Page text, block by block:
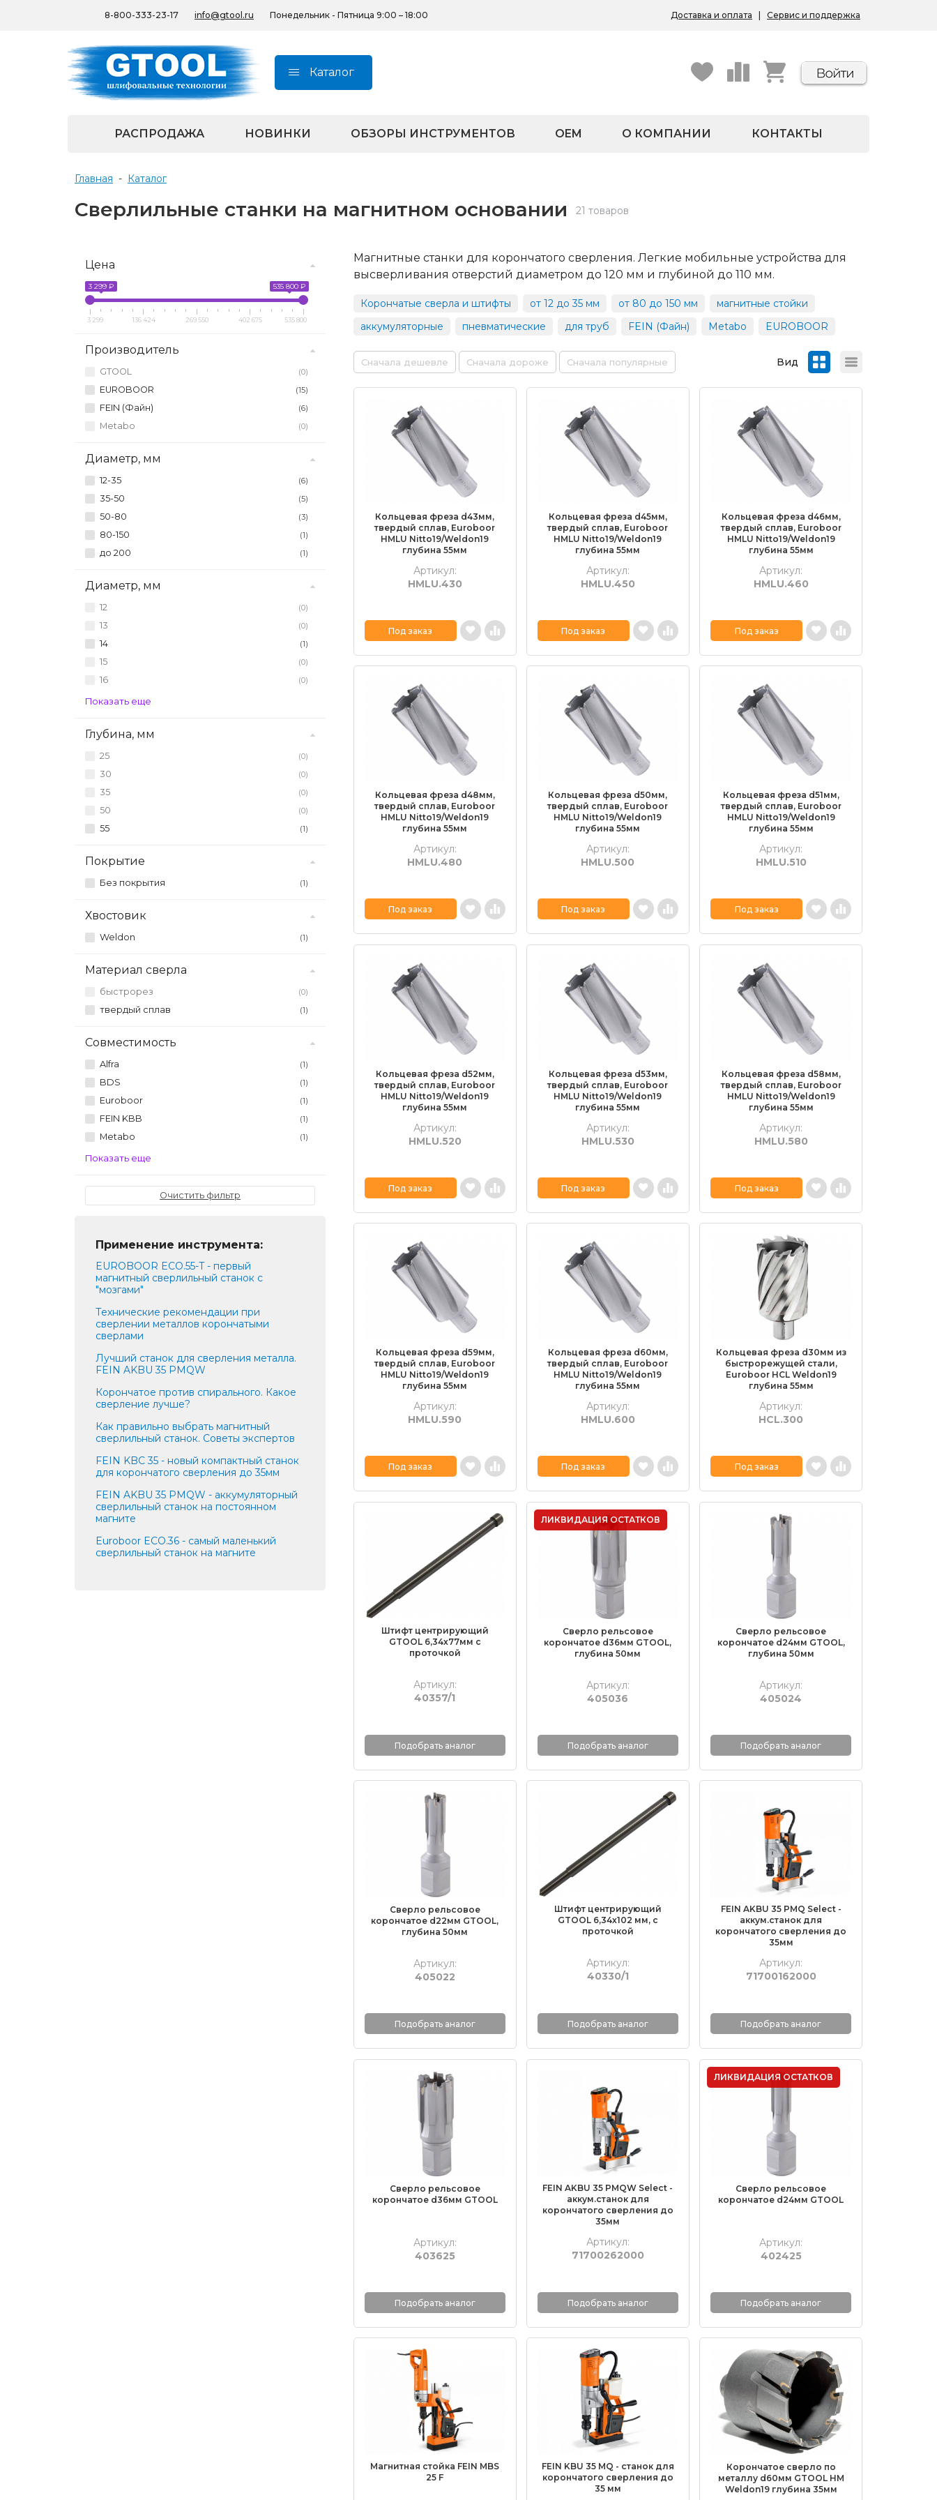
8-800-333-23-17 info@gtool.ru Понедельник - Пятница 9:00 – 18:00 Доставка и оплата Сервис и поддержка
Каталог
РАСПРОДАЖА НОВИНКИ ОБЗОРЫ ИНСТРУМЕНТОВ OEM О КОМПАНИИ КОНТАКТЫ
Главная - Каталог
Сверлильные станки на магнитном основании 21 товаров
Цена
3 299 ₽ 535 800 ₽
3 299 136 424 269 550 402 675 535 800
Производитель
GTOOL (0)
EUROBOOR (15)
FEIN (Файн) (6)
Metabo (0)
Диаметр, мм
12-35 (6)
35-50 (5)
50-80 (3)
80-150 (1)
до 200 (1)
Диаметр, мм
12 (0)
13 (0)
14 (1)
15 (0)
16 (0)
Показать еще
Глубина, мм
25 (0)
30 (0)
35 (0)
50 (0)
55 (1)
Покрытие
Без покрытия (1)
Хвостовик
Weldon (1)
Материал сверла
быстрорез (0)
твердый сплав (1)
Совместимость
Alfra (1)
BDS (1)
Euroboor (1)
FEIN KBB (1)
Metabo (1)
Показать еще
Очистить фильтр
Применение инструмента:
EUROBOOR ECO.55-T - первый
магнитный сверлильный станок с
"мозгами"
Технические рекомендации при
сверлении металлов корончатыми
сверлами
Лучший станок для сверления металла.
FEIN AKBU 35 PMQW
Корончатое против спирального. Какое
сверление лучше?
Как правильно выбрать магнитный
сверлильный станок. Советы экспертов
FEIN KBC 35 - новый компактный станок
для корончатого сверления до 35мм
FEIN AKBU 35 PMQW - аккумуляторный
сверлильный станок на постоянном
магните
Euroboor ECO.36 - самый маленький
сверлильный станок на магните
Магнитные станки для корончатого сверления. Легкие мобильные устройства для
высверливания отверстий диаметром до 120 мм и глубиной до 110 мм.
Корончатые сверла и штифты от 12 до 35 мм от 80 до 150 мм
магнитные стойки
аккумуляторные
пневматические для труб FEIN (Файн) Metabo EUROBOOR
Сначала дешевле Сначала дороже Сначала популярные Вид
Кольцевая фреза d43мм,
твердый сплав, Euroboor
HMLU Nitto19/Weldon19
глубина 55мм
Артикул:
HMLU.430
Под заказ
Кольцевая фреза d45мм,
твердый сплав, Euroboor
HMLU Nitto19/Weldon19
глубина 55мм
Артикул:
HMLU.450
Под заказ
Кольцевая фреза d46мм,
твердый сплав, Euroboor
HMLU Nitto19/Weldon19
глубина 55мм
Артикул:
HMLU.460
Под заказ
Кольцевая фреза d48мм,
твердый сплав, Euroboor
HMLU Nitto19/Weldon19
глубина 55мм
Артикул:
HMLU.480
Под заказ
Кольцевая фреза d50мм,
твердый сплав, Euroboor
HMLU Nitto19/Weldon19
глубина 55мм
Артикул:
HMLU.500
Под заказ
Кольцевая фреза d51мм,
твердый сплав, Euroboor
HMLU Nitto19/Weldon19
глубина 55мм
Артикул:
HMLU.510
Под заказ
Кольцевая фреза d52мм,
твердый сплав, Euroboor
HMLU Nitto19/Weldon19
глубина 55мм
Артикул:
HMLU.520
Под заказ
Кольцевая фреза d53мм,
твердый сплав, Euroboor
HMLU Nitto19/Weldon19
глубина 55мм
Артикул:
HMLU.530
Под заказ
Кольцевая фреза d58мм,
твердый сплав, Euroboor
HMLU Nitto19/Weldon19
глубина 55мм
Артикул:
HMLU.580
Под заказ
Кольцевая фреза d59мм,
твердый сплав, Euroboor
HMLU Nitto19/Weldon19
глубина 55мм
Артикул:
HMLU.590
Под заказ
Кольцевая фреза d60мм,
твердый сплав, Euroboor
HMLU Nitto19/Weldon19
глубина 55мм
Артикул:
HMLU.600
Под заказ
Кольцевая фреза d30мм из
быстрорежущей стали,
Euroboor HСL Weldon19
глубина 55мм
Артикул:
HCL.300
Под заказ
Штифт центрирующий
GTOOL 6,34х77мм с
проточкой
Артикул:
40357/1
Подобрать аналог
ЛИКВИДАЦИЯ ОСТАТКОВ
Сверло рельсовое
корончатое d36мм GTOOL,
глубина 50мм
Артикул:
405036
Подобрать аналог
Сверло рельсовое
корончатое d24мм GTOOL,
глубина 50мм
Артикул:
405024
Подобрать аналог
Сверло рельсовое
корончатое d22мм GTOOL,
глубина 50мм
Артикул:
405022
Подобрать аналог
Штифт центрирующий
GTOOL 6,34х102 мм, с
проточкой
Артикул:
40330/1
Подобрать аналог
FEIN AKBU 35 PMQ Select -
аккум.станок для
корончатого сверления до
35мм
Артикул:
71700162000
Подобрать аналог
Сверло рельсовое
корончатое d36мм GTOOL
Артикул:
403625
Подобрать аналог
FEIN AKBU 35 PMQW Select -
аккум.станок для
корончатого сверления до
35мм
Артикул:
71700262000
Подобрать аналог
ЛИКВИДАЦИЯ ОСТАТКОВ
Сверло рельсовое
корончатое d24мм GTOOL
Артикул:
402425
Подобрать аналог
Магнитная стойка FEIN MBS
25 F
FEIN KBU 35 MQ - станок для
корончатого сверления до
35 мм
Корончатое сверло по
металлу d60мм GTOOL HM
Weldon19 глубина 35мм